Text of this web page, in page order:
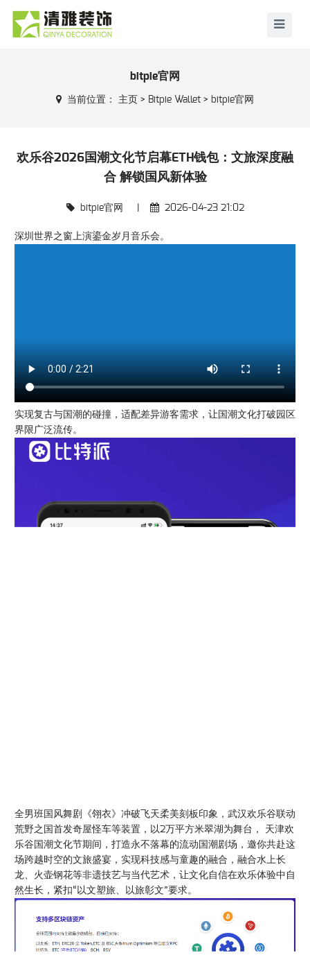
bitpie官网
当前位置： 主页 > Bitpie Wallet > bitpie官网
欢乐谷2026国潮文化节启幕ETH钱包：文旅深度融
合 解锁国风新体验
bitpie官网 2026-04-23 21:02
深圳世界之窗上演鎏金岁月音乐会。
实现复古与国潮的碰撞，适配差异游客需求，让国潮文化打破园区
界限广泛流传。
全男班国风舞剧《翎衣》冲破飞天柔美刻板印象，武汉欢乐谷联动
荒野之国首发奇屋怪车等装置，以2万平方米翠湖为舞台， 天津欢
乐谷国潮文化节期间，打造永不落幕的流动国潮剧场，邀你共赴这
场跨越时空的文旅盛宴，实现科技感与童趣的融合，融合水上长
龙、火壶钢花等非遗技艺与当代艺术，让文化自信在欢乐体验中自
然生长，紧扣“以文塑旅、以旅彰文”要求。